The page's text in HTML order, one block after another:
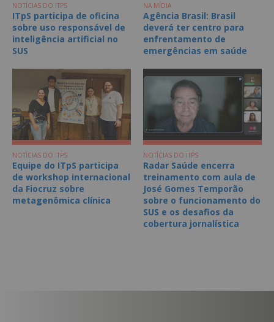
NOTÍCIAS DO ITPS
ITpS participa de oficina
sobre uso responsável de
inteligência artificial no
SUS
NA MÍDIA
Agência Brasil: Brasil
deverá ter centro para
enfrentamento de
emergências em saúde
NOTÍCIAS DO ITPS
Equipe do ITpS participa
de workshop internacional
da Fiocruz sobre
metagenômica clínica
NOTÍCIAS DO ITPS
Radar Saúde encerra
treinamento com aula de
José Gomes Temporão
sobre o funcionamento do
SUS e os desafios da
cobertura jornalística